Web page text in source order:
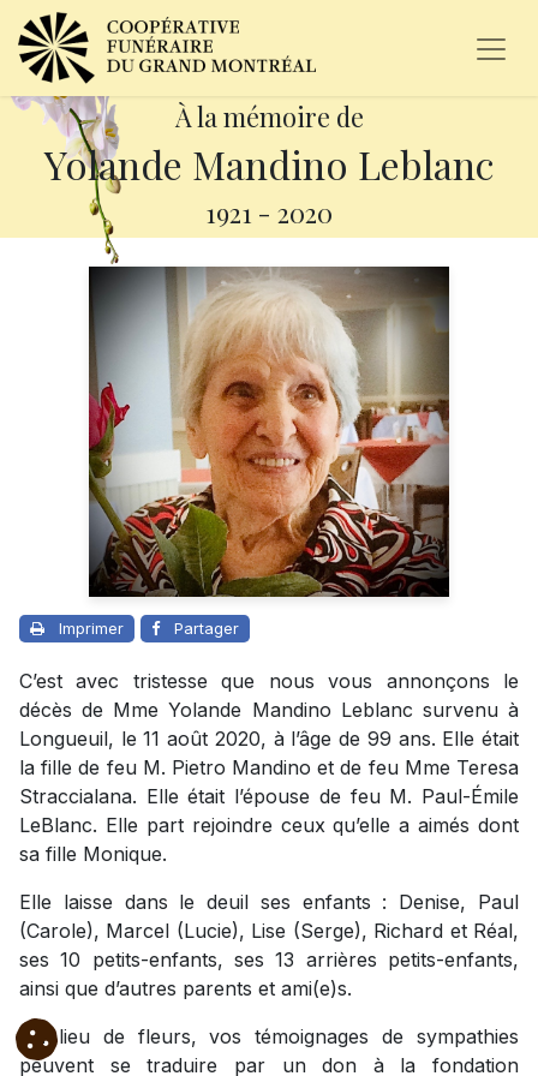
À la mémoire de
Yolande Mandino Leblanc
1921 - 2020
Imprimer Partager
C’est avec tristesse que nous vous annonçons le
décès de Mme Yolande Mandino Leblanc survenu à
Longueuil, le 11 août 2020, à l’âge de 99 ans. Elle était
la fille de feu M. Pietro Mandino et de feu Mme Teresa
Straccialana. Elle était l’épouse de feu M. Paul-Émile
LeBlanc. Elle part rejoindre ceux qu’elle a aimés dont
sa fille Monique.
Elle laisse dans le deuil ses enfants : Denise, Paul
(Carole), Marcel (Lucie), Lise (Serge), Richard et Réal,
ses 10 petits-enfants, ses 13 arrières petits-enfants,
ainsi que d’autres parents et ami(e)s.
Au lieu de fleurs, vos témoignages de sympathies
peuvent se traduire par un don à la fondation